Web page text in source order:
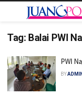
Tag: Balai PWI
PWI
BYADMIN